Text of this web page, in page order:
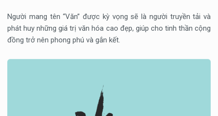
Người mang tên “Văn” được kỳ vọng sẽ là người truyền tải và
phát huy những giá trị văn hóa cao đẹp, giúp cho tinh thần cộng
đồng trở nên phong phú và gắn kết.